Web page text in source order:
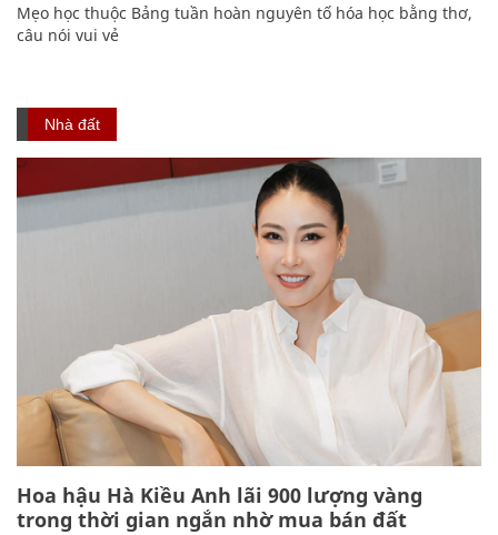
Mẹo học thuộc Bảng tuần hoàn nguyên tố hóa học bằng thơ,
câu nói vui vẻ
Nhà đất
Hoa hậu Hà Kiều Anh lãi 900 lượng vàng
trong thời gian ngắn nhờ mua bán đất